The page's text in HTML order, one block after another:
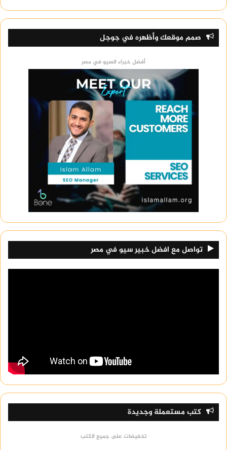
صمم موقعك وأظهره في جوجل
أفضل خبراء السيو في مصر
تواصل مع افضل خبير سيو في مصر
كتب مستعملة وجديدة
تخفيضات على جميع الكتب